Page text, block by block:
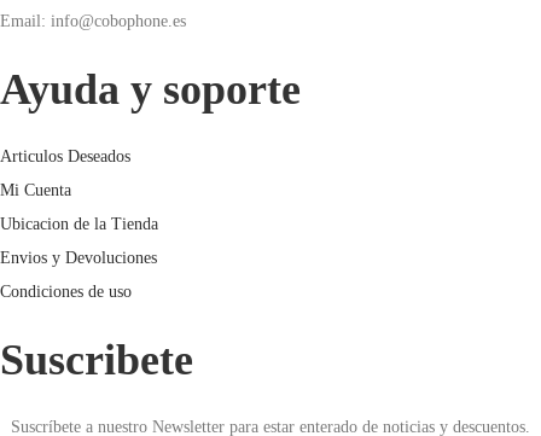
Email: info@cobophone.es
Ayuda y soporte
Articulos Deseados
Mi Cuenta
Ubicacion de la Tienda
Envios y Devoluciones
Condiciones de uso
Suscribete
Suscríbete a nuestro Newsletter para estar enterado de noticias y descuentos.